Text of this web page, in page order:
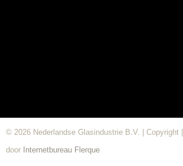
© 2026 Nederlandse Glasindustrie B.V. | Copyright
door Internetbureau Flerque